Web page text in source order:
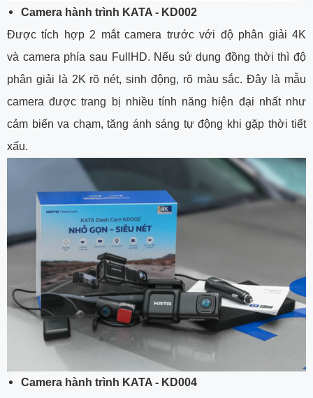
Camera hành trình KATA - KD002
Được tích hợp 2 mắt camera trước với độ phân giải 4K
và camera phía sau FullHD. Nếu sử dụng đồng thời thì độ
phân giải là 2K rõ nét, sinh động, rõ màu sắc. Đây là mẫu
camera được trang bị nhiều tính năng hiện đại nhất như
cảm biến va chạm, tăng ánh sáng tự động khi gặp thời tiết
xấu.
Camera hành trình KATA - KD004